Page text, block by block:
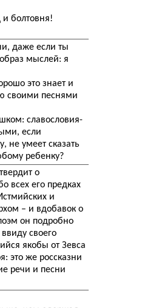
болтовня!
даже если ты
мыслей: я
это знает и
своими песнями
славословия-
если
умеет сказать
ребенку?
о
всех его предках
и
– и вдобавок о
он подробно
своего
якобы от Зевса
это же россказни
речи и песни